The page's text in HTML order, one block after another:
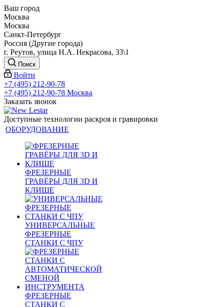
Ваш город
Москва
Москва
Санкт-Петербург
Россия (Другие города)
г. Реутов, улица Н.А. Некрасова, 33\1
Поиск
Войти
+7 (495) 212-90-78
+7 (495) 212-90-78 Москва
Заказать звонок
Доступные технологии раскроя и гравировки
ОБОРУДОВАНИЕ
ФРЕЗЕРНЫЕ
ГРАВЁРЫ ДЛЯ 3D И
КЛИШЕ
УНИВЕРСАЛЬНЫЕ
ФРЕЗЕРНЫЕ
СТАНКИ С ЧПУ
ФРЕЗЕРНЫЕ
СТАНКИ С